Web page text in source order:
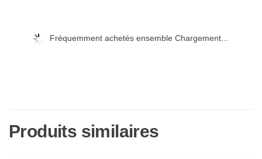
Fréquemment achetés ensemble Chargement...
Produits similaires